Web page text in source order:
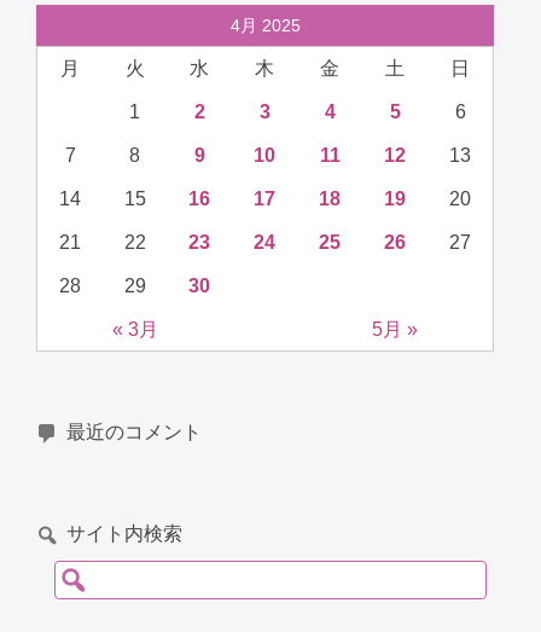
4月 2025
月 火 水 木 金 土 日
« 3月 5月 »
1 2 3 4 5 6
7 8 9 10 11 12 13
14 15 16 17 18 19 20
21 22 23 24 25 26 27
28 29 30
最近のコメント
サイト内検索
検索: